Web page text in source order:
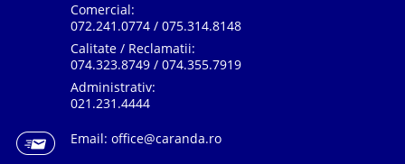
Comercial:
072.241.0774 / 075.314.8148
Calitate / Reclamatii:
074.323.8749 / 074.355.7919
Administrativ:
021.231.4444
Email: office@caranda.ro